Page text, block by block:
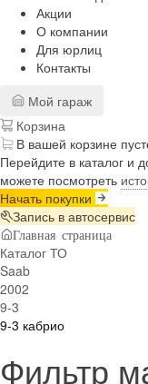
Акции
О компании
Для юрлиц
Контакты
Мой гараж
Корзина
В вашей корзине
Перейдите в каталог и
можете посмотреть
Начать покупки
Запись в автосервис
Главная страница
Каталог ТО
Saab
2002
9-3
9-3 кабрио
Фильтр